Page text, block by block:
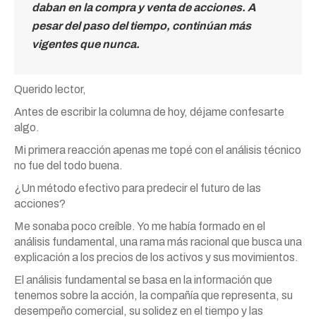
daban en la compra y venta de acciones. A
pesar del paso del tiempo, continúan más
vigentes que nunca.
Querido lector,
Antes de escribir la columna de hoy, déjame confesarte
algo.
Mi primera reacción apenas me topé con el análisis técnico
no fue del todo buena.
¿Un método efectivo para predecir el futuro de las
acciones?
Me sonaba poco creíble. Yo me había formado en el
análisis fundamental, una rama más racional que busca una
explicación a los precios de los activos y sus movimientos.
El análisis fundamental se basa en la información que
tenemos sobre la acción, la compañía que representa, su
desempeño comercial, su solidez en el tiempo y las